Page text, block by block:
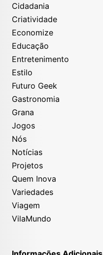
Cidadania
Criatividade
Economize
Educação
Entretenimento
Estilo
Futuro Geek
Gastronomia
Grana
Jogos
Nós
Notícias
Projetos
Quem Inova
Variedades
Viagem
VilaMundo